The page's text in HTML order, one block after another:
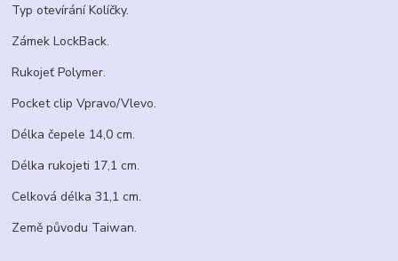
Typ otevírání Kolíčky.
Zámek LockBack.
Rukojeť Polymer.
Pocket clip Vpravo/Vlevo.
Délka čepele 14,0 cm.
Délka rukojeti 17,1 cm.
Celková délka 31,1 cm.
Země původu Taiwan.